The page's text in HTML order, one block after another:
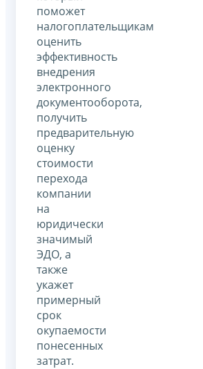
поможет
налогоплательщикам
оценить
эффективность
внедрения
электронного
документооборота,
получить
предварительную
оценку
стоимости
перехода
компании
на
юридически
значимый
ЭДО, а
также
укажет
примерный
срок
окупаемости
понесенных
затрат.